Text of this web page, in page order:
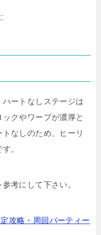
ートなしステージは
クやワープが濃厚と
なしのため、ヒーリ
。
考にして下さい。
攻略・周回パーティー